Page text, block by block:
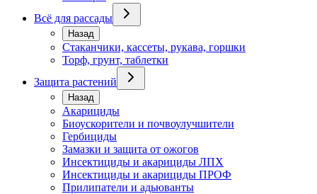
Всё для рассады
Назад
Стаканчики, кассеты, рукава, горшки
Торф, грунт, таблетки
Защита растений
Назад
Акарициды
Биоускорители и почвоулучшители
Гербициды
Замазки и защита от ожогов
Инсектициды и акарициды ЛПХ
Инсектициды и акарициды ПРОФ
Прилипатели и адьюванты